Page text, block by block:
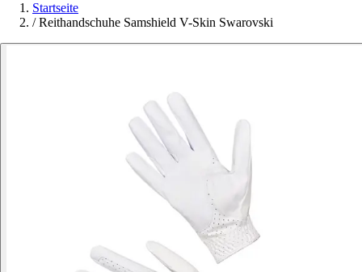
Startseite
/ Reithandschuhe Samshield V-Skin Swarovski